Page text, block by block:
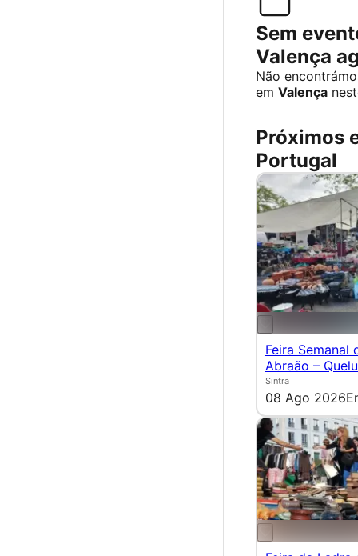
Sem
Valença
Não
em Valença
Próximos
Portugal
Feira Semanal
Abraão –
Sintra
08 Ago 2026